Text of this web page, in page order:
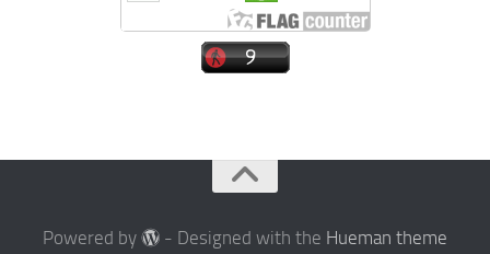
Powered by - Designed with the Hueman theme